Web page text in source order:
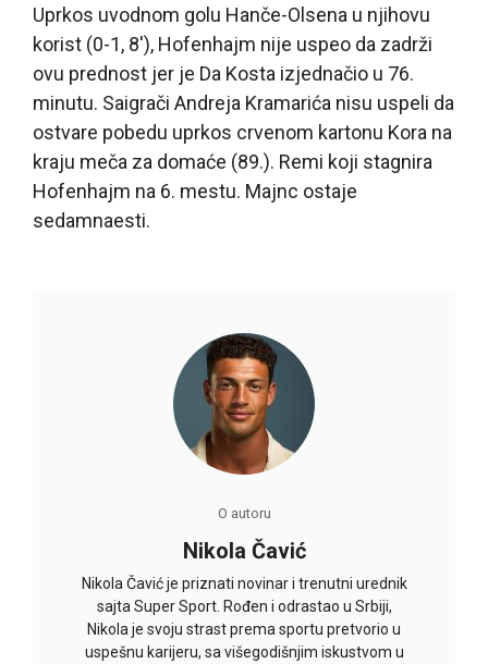
Uprkos uvodnom golu Hanče-Olsena u njihovu
korist (0-1, 8′), Hofenhajm nije uspeo da zadrži
ovu prednost jer je Da Kosta izjednačio u 76.
minutu. Saigrači Andreja Kramarića nisu uspeli da
ostvare pobedu uprkos crvenom kartonu Kora na
kraju meča za domaće (89.). Remi koji stagnira
Hofenhajm na 6. mestu. Majnc ostaje
sedamnaesti.
O autoru
Nikola Čavić
Nikola Čavić je priznati novinar i trenutni urednik
sajta Super Sport. Rođen i odrastao u Srbiji,
Nikola je svoju strast prema sportu pretvorio u
uspešnu karijeru, sa višegodišnjim iskustvom u